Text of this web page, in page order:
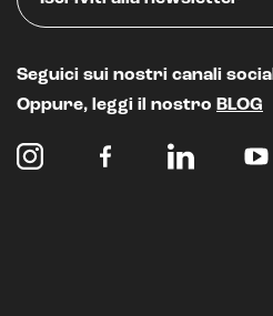
Seguici sui nostri canali social
Oppure, leggi il nostro BLOG